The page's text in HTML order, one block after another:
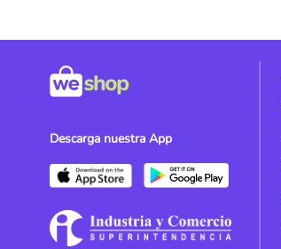
Descarga nuestra App